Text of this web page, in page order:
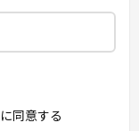
に同意する